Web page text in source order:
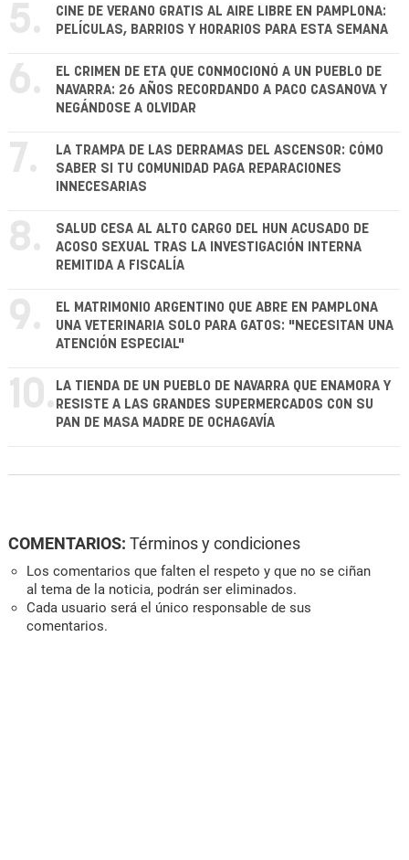
5.
CINE DE VERANO GRATIS AL AIRE LIBRE EN PAMPLONA:
PELÍCULAS, BARRIOS Y HORARIOS PARA ESTA SEMANA
6.
EL CRIMEN DE ETA QUE CONMOCIONÓ A UN PUEBLO DE
NAVARRA: 26 AÑOS RECORDANDO A PACO CASANOVA Y
NEGÁNDOSE A OLVIDAR
7.
LA TRAMPA DE LAS DERRAMAS DEL ASCENSOR: CÓMO
SABER SI TU COMUNIDAD PAGA REPARACIONES
INNECESARIAS
8.
SALUD CESA AL ALTO CARGO DEL HUN ACUSADO DE
ACOSO SEXUAL TRAS LA INVESTIGACIÓN INTERNA
REMITIDA A FISCALÍA
9.
EL MATRIMONIO ARGENTINO QUE ABRE EN PAMPLONA
UNA VETERINARIA SOLO PARA GATOS: "NECESITAN UNA
ATENCIÓN ESPECIAL"
10. LA TIENDA DE UN PUEBLO DE NAVARRA QUE ENAMORA Y
RESISTE A LAS GRANDES SUPERMERCADOS CON SU
PAN DE MASA MADRE DE OCHAGAVÍA
COMENTARIOS: Términos y condiciones
Los comentarios que falten el respeto y que no se ciñan
al tema de la noticia, podrán ser eliminados.
Cada usuario será el único responsable de sus
comentarios.